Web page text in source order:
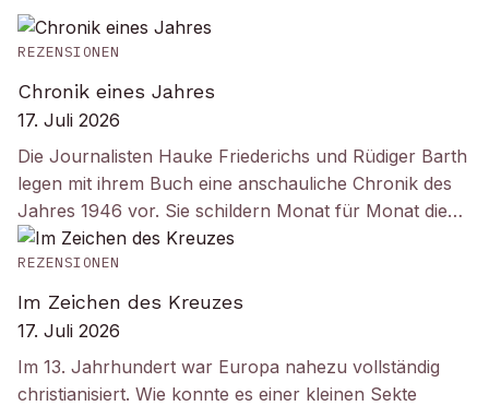
REZENSIONEN
Chronik eines Jahres
17. Juli 2026
Die Journalisten Hauke Friederichs und Rüdiger Barth
legen mit ihrem Buch eine anschauliche Chronik des
Jahres 1946 vor. Sie schildern Monat für Monat die…
REZENSIONEN
Im Zeichen des Kreuzes
17. Juli 2026
Im 13. Jahrhundert war Europa nahezu vollständig
christianisiert. Wie konnte es einer kleinen Sekte